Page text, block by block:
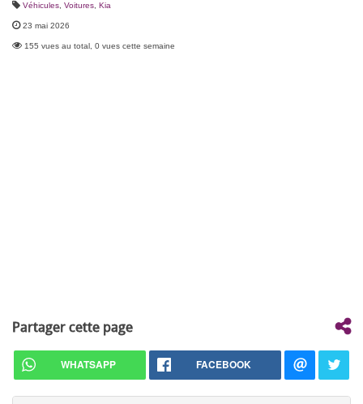
Véhicules Voitures Kia
23 mai 2026
155 vues au total, 0 vues cette semaine
Partager cette page
WHATSAPP FACEBOOK